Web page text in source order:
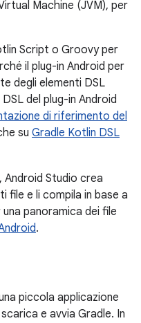
Machine (JVM), per
Script o Groovy per
il plug-in Android per
degli elementi DSL
del plug-in Android
di riferimento del
su Gradle Kotlin DSL
Android Studio crea
file e li compila in base a
panoramica dei file
.
piccola applicazione
e avvia Gradle. In